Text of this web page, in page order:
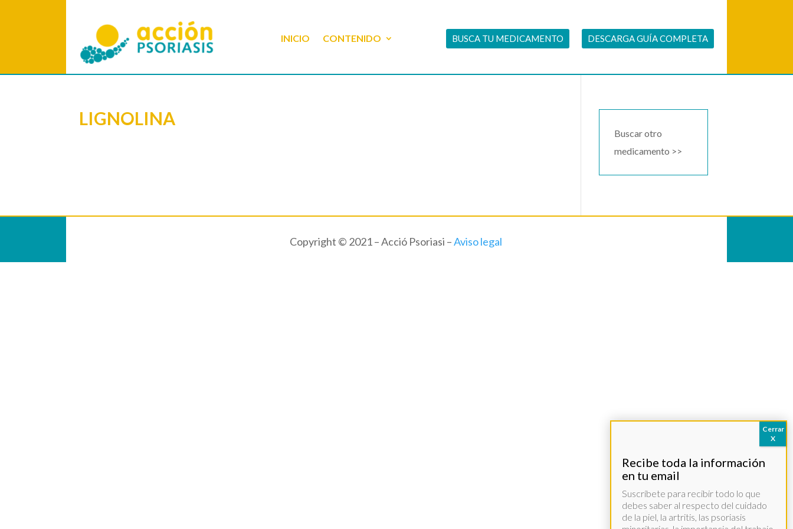
INICIO CONTENIDO BUSCA TU MEDICAMENTO DESCARGA GUÍA COMPLETA
LIGNOLINA
Buscar otro
medicamento >>
Copyright © 2021 – Acció Psoriasi –Aviso legal
Suscríbete para recibir todo lo que
debes saber al respecto del cuidado
de la piel, la artritis, las psoriasis